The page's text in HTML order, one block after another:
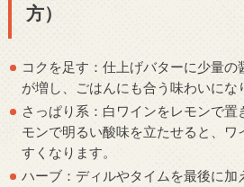
方）
コクを足す：仕上げバターに少量の
が増し、ごはんにも合う味わいにな
さっぱり系：白ワインをレモンで置
モンで明るい酸味を立たせると、
すくなります。
ハーブ：ディルやタイムを最後に加